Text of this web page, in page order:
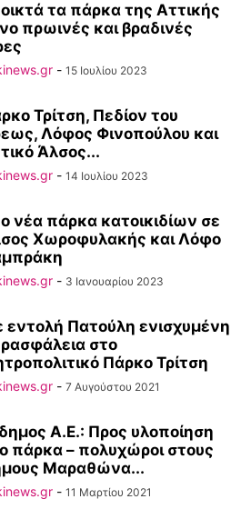
τα πάρκα της Αττικής
πρωινές και βραδινές
- 15 Ιουλίου 2023
Τρίτση, Πεδίον του
Λόφος Φινοπούλου και
Άλσος...
- 14 Ιουλίου 2023
νέα πάρκα κατοικιδίων σε
Χωροφυλακής και Λόφο
- 3 Ιανουαρίου 2023
εντολή Πατούλη ενισχυμένη
στο
Πάρκο Τρίτση
- 7 Αυγούστου 2021
Α.Ε.: Προς υλοποίηση
πάρκα – πολυχώροι στους
Μαραθώνα...
- 11 Μαρτίου 2021